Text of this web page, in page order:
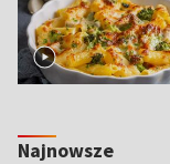
Najnowsze